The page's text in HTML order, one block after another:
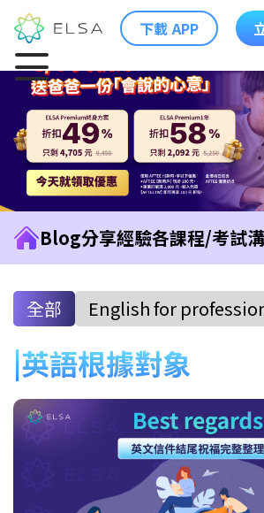
下載 APP
Blog分享經驗各課程/考試
全部 English for
英語根據對象